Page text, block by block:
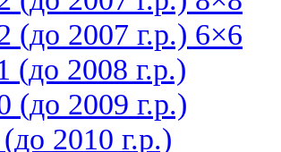
(до 2007 г.р.) 6×6
(до 2008 г.р.)
(до 2009 г.р.)
2010 г.р.)